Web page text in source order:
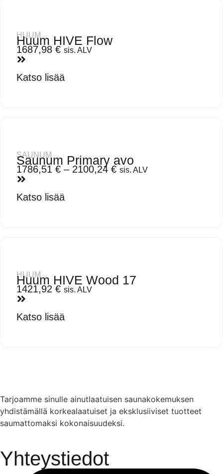
HUUM
Huum HIVE Flow
1687,98 € sis. ALV
Katso lisää
SAUNUM
Saunum Primary avo
1786,51 € – 2100,24 € sis. ALV
Katso lisää
HUUM
Huum HIVE Wood 17
1421,92 € sis. ALV
Katso lisää
Tarjoamme sinulle ainutlaatuisen saunakokemuksen
yhdistämällä korkealaatuiset ja eksklusiiviset tuotteet
saumattomaksi kokonaisuudeksi.
Yhteystiedot